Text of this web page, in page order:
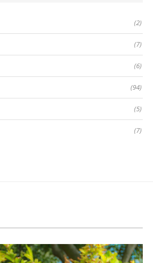
(2)
(7)
(6)
(94)
(5)
(7)